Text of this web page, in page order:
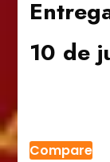
10 de
Compare